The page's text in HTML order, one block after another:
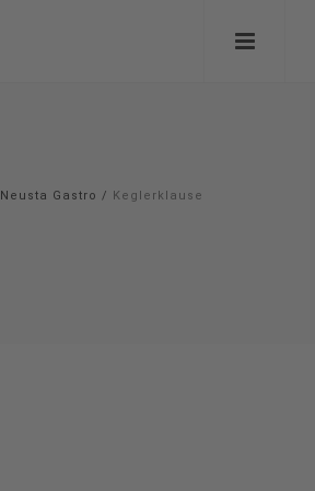
Neusta Gastro / Keglerklause